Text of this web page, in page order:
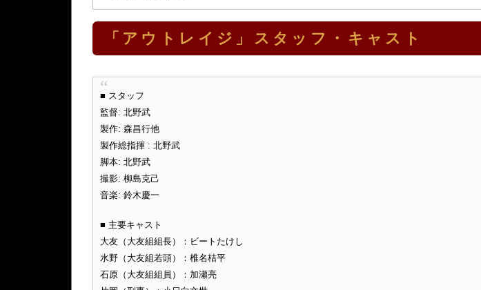
「アウトレイジ」スタッフ・キャスト
■ スタッフ
監督: 北野武
製作: 森昌行他
製作総指揮 : 北野武
脚本: 北野武
撮影: 柳島克己
音楽: 鈴木慶一
■ 主要キャスト
大友（大友組組長）：ビートたけし
水野（大友組若頭）：椎名桔平
石原（大友組組員）：加瀬亮